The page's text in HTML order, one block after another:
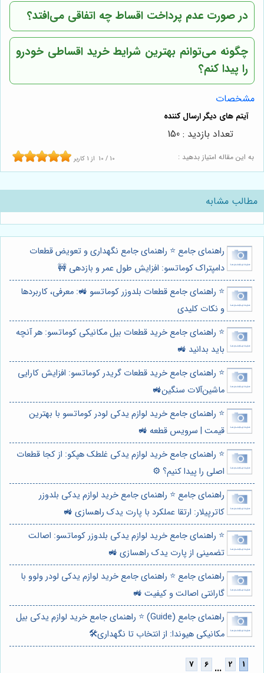
در صورت عدم پرداخت اقساط چه اتفاقی می‌افتد؟
چگونه می‌توانم بهترین شرایط خرید اقساطی خودرو
را پیدا کنم؟
مشخصات
به این مقاله امتیاز بدهید : 10 / 10 از1 کاربر
تعداد بازدید : 150
مطالب مشابه
راهنمای جامع ⭐️ راهنمای جامع نگهداری و تعویض قطعات
دامپتراک کوماتسو: افزایش طول عمر و بازدهی 🚧
⭐️ راهنمای جامع قطعات بلدوزر کوماتسو 🚜: معرفی، کاربردها
و نکات کلیدی
⭐️ راهنمای جامع خرید قطعات بیل مکانیکی کوماتسو: هر آنچه
باید بدانید 🚜
⭐️ راهنمای جامع خرید قطعات گریدر کوماتسو: افزایش کارایی
ماشین‌آلات سنگین🚜
⭐️ راهنمای جامع خرید لوازم یدکی لودر کوماتسو با بهترین
قیمت | سرویس قطعه 🚜
⭐️ راهنمای جامع خرید لوازم یدکی غلطک هپکو: از کجا قطعات
اصلی را پیدا کنیم؟ ⚙️
راهنمای جامع ⭐️ راهنمای جامع خرید لوازم یدکی بلدوزر
کاترپیلار: ارتقا عملکرد با پارت یدک راهسازی 🚜
⭐️ راهنمای جامع خرید لوازم یدکی بلدوزر کوماتسو: اصالت
تضمینی از پارت یدک راهسازی 🚜
راهنمای جامع ⭐️ راهنمای جامع خرید لوازم یدکی لودر ولوو با
گارانتی اصالت و کیفیت 🚜
راهنمای جامع (Guide) ⭐️ راهنمای جامع خرید لوازم یدکی بیل
مکانیکی هیوندا: از انتخاب تا نگهداری🛠️
...